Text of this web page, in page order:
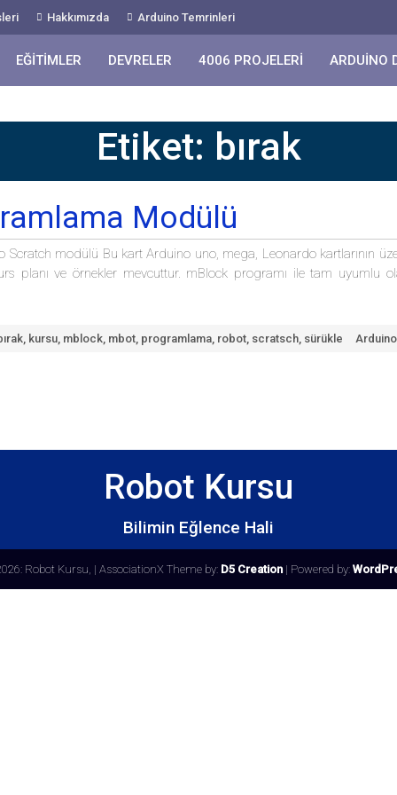
Hakkımızda Arduino Temrinleri
EĞITIMLER DEVRELER 4006 PROJELERI ARDUINO
Etiket: bırak
Modülü
modülü Bu kart Arduino uno, mega, Leonardo kartlarının
planı ve örnekler mevcuttur. mBlock programı ile tam uyumlu
, kursu, mblock, mbot, programlama, robot, scratsch, sürükle
Robot Kursu
Bilimin Eğlence Hali
Robot Kursu, | AssociationX Theme by: D5 Creation | Powered by: